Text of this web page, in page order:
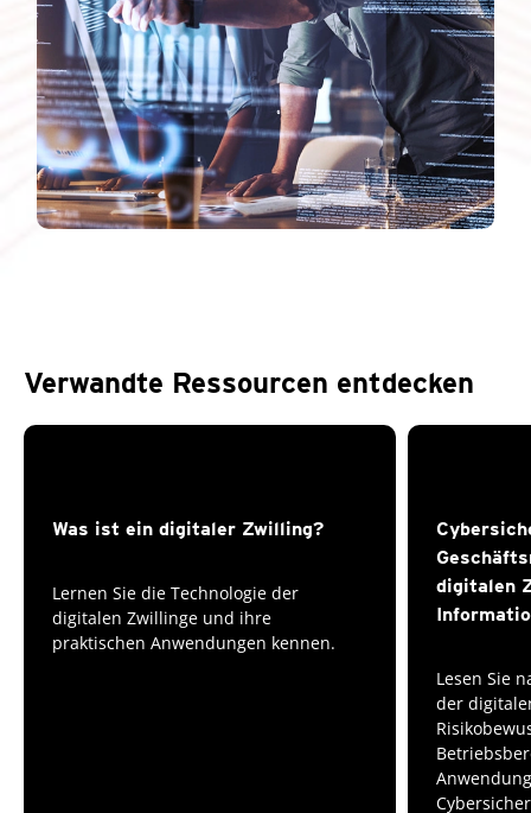
Verwandte Ressourcen entdecken
Was ist ein digitaler Zwilling?
Lernen Sie die Technologie der
digitalen Zwillinge und ihre
praktischen Anwendungen kennen.
digitalen
Lesen Sie
der